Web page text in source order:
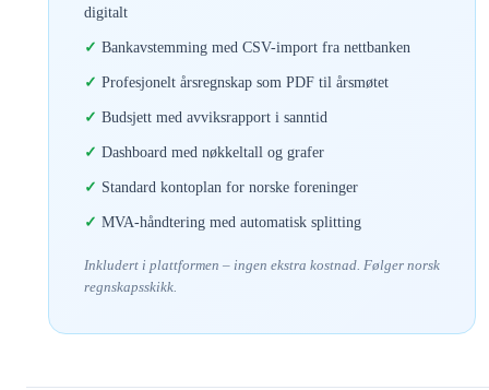
digitalt
Bankavstemming med CSV-import fra nettbanken
Profesjonelt årsregnskap som PDF til årsmøtet
Budsjett med avviksrapport i sanntid
Dashboard med nøkkeltall og grafer
Standard kontoplan for norske foreninger
MVA-håndtering med automatisk splitting
Inkludert i plattformen – ingen ekstra kostnad. Følger norsk
regnskapsskikk.